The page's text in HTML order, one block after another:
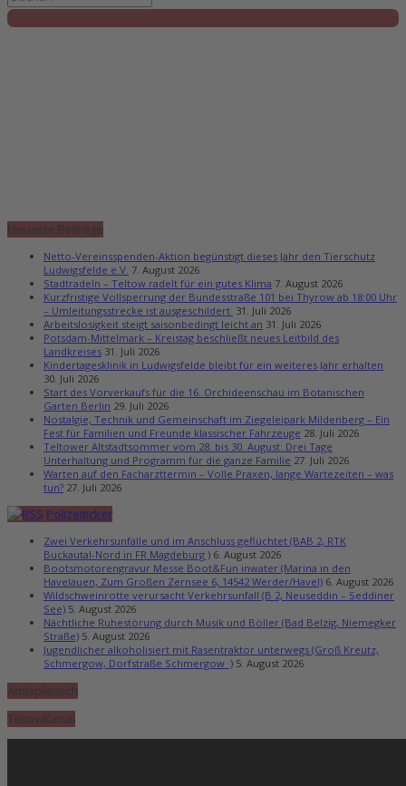
Neueste Beiträge
Netto-Vereinsspenden-Aktion begünstigt dieses Jahr den Tierschutz
Ludwigsfelde e.V. 7. August 2026
Stadtradeln – Teltow radelt für ein gutes Klima 7. August 2026
Kurzfristige Vollsperrung der Bundesstraße 101 bei Thyrow ab 18:00 Uhr
– Umleitungsstrecke ist ausgeschildert 31. Juli 2026
Arbeitslosigkeit steigt saisonbedingt leicht an 31. Juli 2026
Potsdam-Mittelmark – Kreistag beschließt neues Leitbild des
Landkreises 31. Juli 2026
Kindertagesklinik in Ludwigsfelde bleibt für ein weiteres Jahr erhalten
30. Juli 2026
Start des Vorverkaufs für die 16. Orchideenschau im Botanischen
Garten Berlin 29. Juli 2026
Nostalgie, Technik und Gemeinschaft im Ziegeleipark Mildenberg – Ein
Fest für Familien und Freunde klassischer Fahrzeuge 28. Juli 2026
Teltower Altstadtsommer vom 28. bis 30. August: Drei Tage
Unterhaltung und Programm für die ganze Familie 27. Juli 2026
Warten auf den Facharzttermin – Volle Praxen, lange Wartezeiten – was
tun? 27. Juli 2026
Polizeiticker
Zwei Verkehrsunfälle und im Anschluss geflüchtet (BAB 2, RTK
Buckautal-Nord in FR Magdeburg ) 6. August 2026
Bootsmotorengravur Messe Boot&Fun inwater (Marina in den
Havelauen, Zum Großen Zernsee 6, 14542 Werder/Havel) 6. August 2026
Wildschweinrotte verursacht Verkehrsunfall (B 2, Neuseddin – Seddiner
See) 5. August 2026
Nächtliche Ruhestörung durch Musik und Böller (Bad Belzig, Niemegker
Straße) 5. August 2026
Jugendlicher alkoholisiert mit Rasentraktor unterwegs (Groß Kreutz,
Schmergow, Dorfstraße Schmergow ) 5. August 2026
Amtsplausch
TeltowKanal